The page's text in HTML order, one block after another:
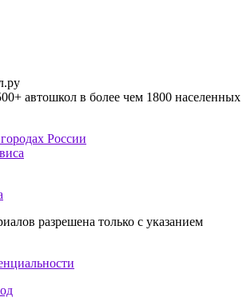
.ру
автошкол в более чем 1800 населенных
России
разрешена только с указанием